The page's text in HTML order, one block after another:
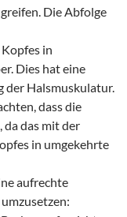
Die Abfolge
in
Dies hat eine
der Halsmuskulatur.
dass die
da das mit der
in umgekehrte
aufrechte